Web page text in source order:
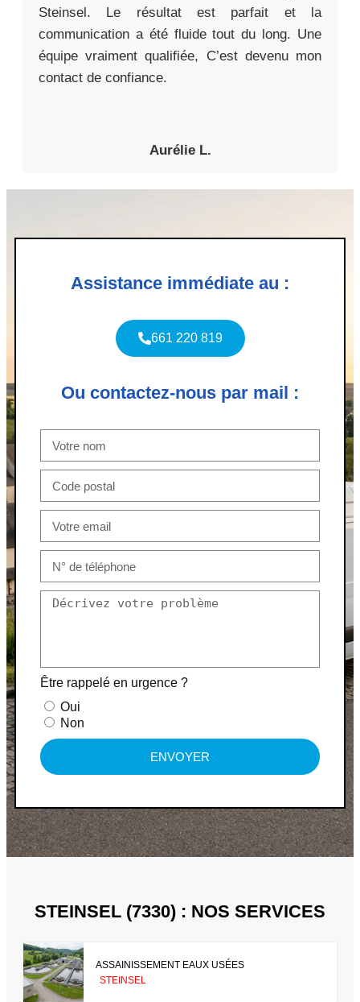
Steinsel. Le résultat est parfait et la
communication a été fluide tout du long. Une
équipe vraiment qualifiée, C’est devenu mon
contact de confiance.
Aurélie L.
Assistance immédiate au :
661 220 819
Ou contactez-nous par mail :
Être rappelé en urgence ?
Oui
Non
ENVOYER
STEINSEL (7330) : NOS SERVICES
ASSAINISSEMENT EAUX USÉES
STEINSEL